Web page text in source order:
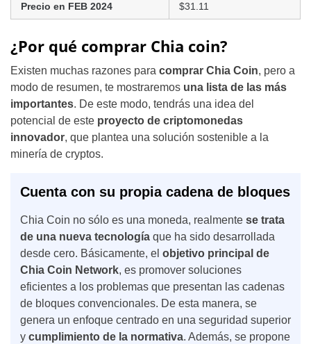
Precio en FEB 2024 $31.11
¿Por qué comprar Chia coin?
Existen muchas razones para comprar Chia Coin, pero a
modo de resumen, te mostraremos una lista de las más
importantes. De este modo, tendrás una idea del
potencial de este proyecto de criptomonedas
innovador, que plantea una solución sostenible a la
minería de cryptos.
Cuenta con su propia cadena de bloques
Chia Coin no sólo es una moneda, realmente se trata
de una nueva tecnología que ha sido desarrollada
desde cero. Básicamente, el objetivo principal de
Chia Coin Network, es promover soluciones
eficientes a los problemas que presentan las cadenas
de bloques convencionales. De esta manera, se
genera un enfoque centrado en una seguridad superior
y cumplimiento de la normativa. Además, se propone